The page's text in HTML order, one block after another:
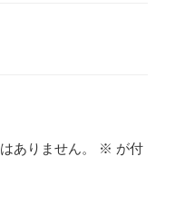
ありません。 ※ が付